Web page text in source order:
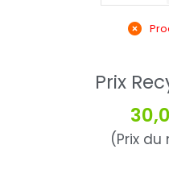
Prix
(Prix